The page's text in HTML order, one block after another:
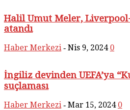
Halil Umut Meler,
atandı
Haber Merkezi - Nis 9, 2024 0
İngiliz devinden UEFA’ya
suçlaması
Haber Merkezi - Mar 15, 2024 0